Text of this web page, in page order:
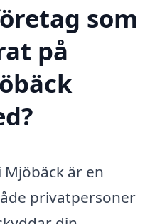
som
på
är en
privatpersoner